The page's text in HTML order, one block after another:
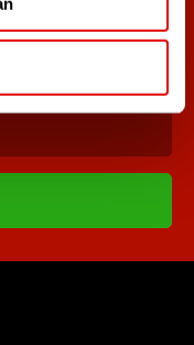
nooit meer de beste